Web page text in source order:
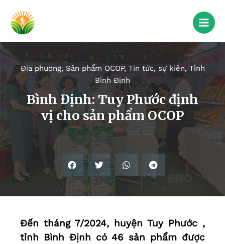
Địa phương, Sản phẩm OCOP, Tin tức, sự kiện, Tỉnh
Bình Định
Bình Định: Tuy Phước định
vị cho sản phẩm OCOP
Ðến tháng 7/2024, huyện Tuy Phước ,
tỉnh Bình Định có 46 sản phẩm được